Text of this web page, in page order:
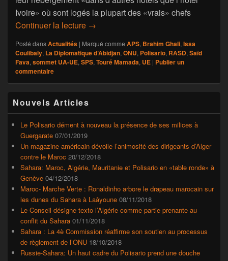
Ivoire» où sont logés la plupart des «vrais» chefs
Continuer la lecture Le Polisario joue au trouble-fête à
→
Posté dansActualités | Marqué comme APS, Brahim Ghali,Issa
Coulibaly, La Diplomatique d’Abidjan,ONU, Polisario, RASD,Saïd
Fava,sommet UA-UE,SPS,Touré Mamada, UE | Publier un
commentaire
principale
de
widget
barre
latérale
Nouvels Articles
Le Polisario dément à nouveau la présence de ses milices à
Guergarate 07/01/2019
Un magazine américain dévoile l’animosité des dirigeants d’Alger
contre le Maroc 20/12/2018
Sahara: Maroc, Algérie, Mauritanie et Polisario en «table ronde» à
Genève 04/12/2018
Maroc- Marche Verte : Ronaldinho arbore le drapeau marocain sur
les dunes du Sahara à Laâyoune 08/11/2018
Le Conseil désigne texto l’Algérie comme partie prenante au
conflit du Sahara 01/11/2018
Sahara : La 4è Commission réaffirme son soutien au processus
de règlement de l’ONU 18/10/2018
Russie-Sahara: Un haut cadre du Polisario prend une douche